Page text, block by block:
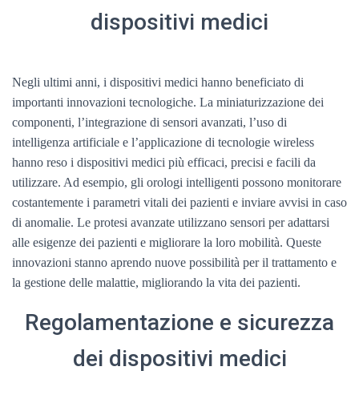
dispositivi medici
Negli ultimi anni, i dispositivi medici hanno beneficiato di
importanti innovazioni tecnologiche. La miniaturizzazione dei
componenti, l’integrazione di sensori avanzati, l’uso di
intelligenza artificiale e l’applicazione di tecnologie wireless
hanno reso i dispositivi medici più efficaci, precisi e facili da
utilizzare. Ad esempio, gli orologi intelligenti possono monitorare
costantemente i parametri vitali dei pazienti e inviare avvisi in caso
di anomalie. Le protesi avanzate utilizzano sensori per adattarsi
alle esigenze dei pazienti e migliorare la loro mobilità. Queste
innovazioni stanno aprendo nuove possibilità per il trattamento e
la gestione delle malattie, migliorando la vita dei pazienti.
Regolamentazione e sicurezza
dei dispositivi medici